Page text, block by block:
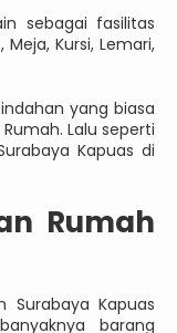
sebagai fasilitas
Kursi, Lemari,
yang biasa
Lalu seperti
Kapuas di
Rumah
Surabaya Kapuas
barang